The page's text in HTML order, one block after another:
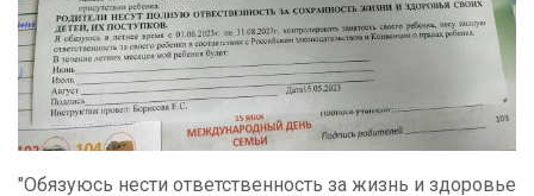
"Обязуюсь нести ответственность за жизнь и здоровье